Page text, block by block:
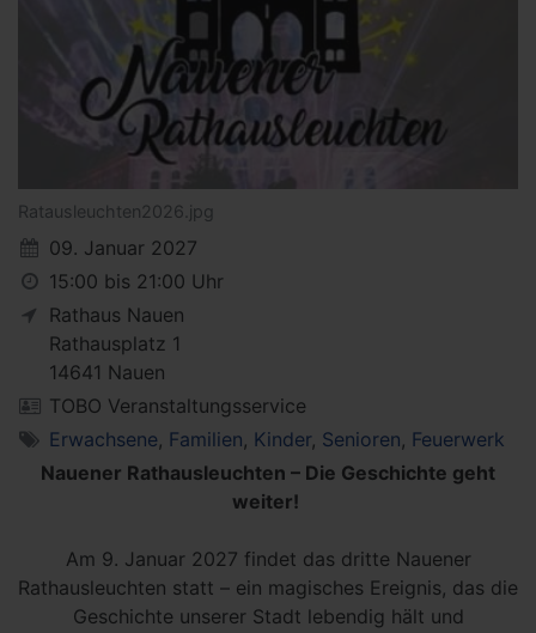
Ratausleuchten2026.jpg
09. Januar 2027
15:00 bis 21:00 Uhr
Rathaus Nauen
Rathausplatz 1
14641 Nauen
TOBO Veranstaltungsservice
Erwachsene, Familien, Kinder, Senioren, Feuerwerk
Nauener Rathausleuchten – Die Geschichte geht
weiter!
Am 9. Januar 2027 findet das dritte Nauener
Rathausleuchten statt – ein magisches Ereignis, das die
Geschichte unserer Stadt lebendig hält und